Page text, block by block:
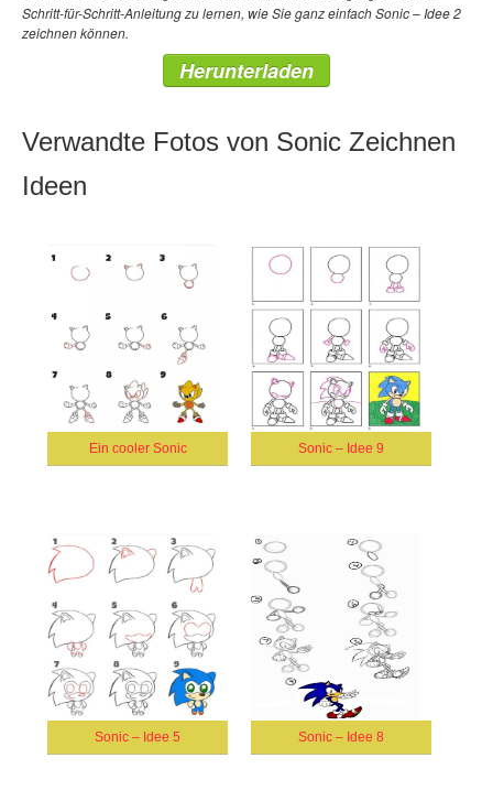
Schritt-für-Schritt-Anleitung zu lernen, wie Sie ganz einfach Sonic – Idee 2
zeichnen können.
Herunterladen
Verwandte Fotos von Sonic Zeichnen
Ideen
Ein cooler Sonic Sonic – Idee 9
Sonic – Idee 5 Sonic – Idee 8